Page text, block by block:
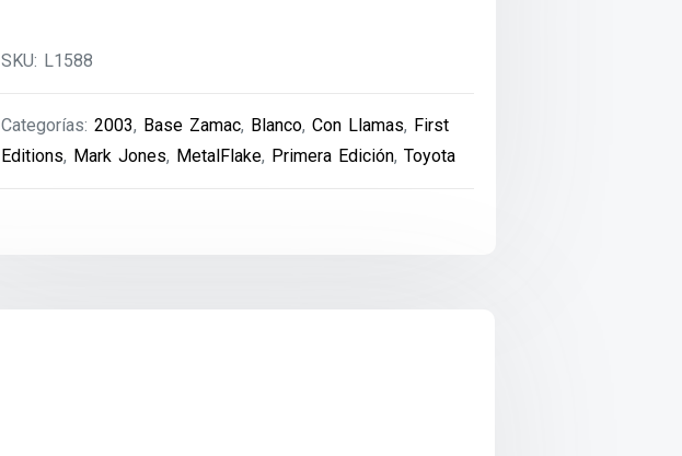
SKU: L1588
Categorías:2003, Base Zamac, Blanco,Con Llamas, First
Editions, Mark Jones, MetalFlake, Primera Edición,Toyota